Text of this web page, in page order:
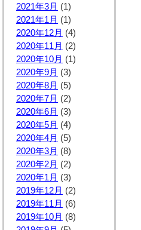
2021年3月 (1)
2021年1月 (1)
2020年12月 (4)
2020年11月 (2)
2020年10月 (1)
2020年9月 (3)
2020年8月 (5)
2020年7月 (2)
2020年6月 (3)
2020年5月 (4)
2020年4月 (5)
2020年3月 (8)
2020年2月 (2)
2020年1月 (3)
2019年12月 (2)
2019年11月 (6)
2019年10月 (8)